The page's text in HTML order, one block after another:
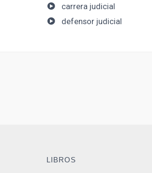
carrera judicial
defensor judicial
LIBROS